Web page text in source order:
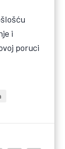
i
poruci